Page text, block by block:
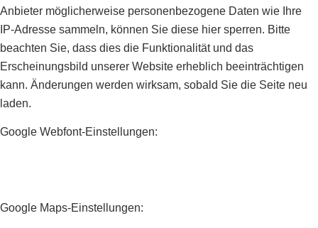
Anbieter möglicherweise personenbezogene Daten wie Ihre
IP-Adresse sammeln, können Sie diese hier sperren. Bitte
beachten Sie, dass dies die Funktionalität und das
Erscheinungsbild unserer Website erheblich beeinträchtigen
kann. Änderungen werden wirksam, sobald Sie die Seite neu
laden.
Google Webfont-Einstellungen:
Google Maps-Einstellungen: